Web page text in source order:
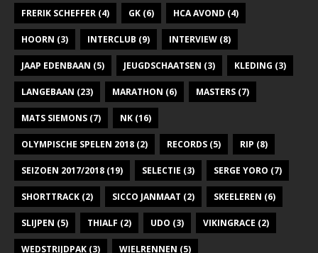
FRERIK SCHEFFER (4) GK (6) HCA AVOND (4)
HOORN (3) INTERCLUB (9) INTERVIEW (8)
JAAP EDENBAAN (5) JEUGDSCHAATSEN (3) KLEDING (3)
LANGEBAAN (23) MARATHON (6) MASTERS (7)
MATS SIEMONS (7) NK (16)
OLYMPISCHE SPELEN 2018 (2) RECORDS (5) RIP (8)
SEIZOEN 2017/2018 (19) SELECTIE (3) SERGE YORO (7)
SHORTTRACK (2) SICCO JANMAAT (2) SKEELEREN (6)
SLIJPEN (5) THIALF (2) UDO (3) VIKINGRACE (2)
WEDSTRIJDPAK (3) WIELRENNEN (5)